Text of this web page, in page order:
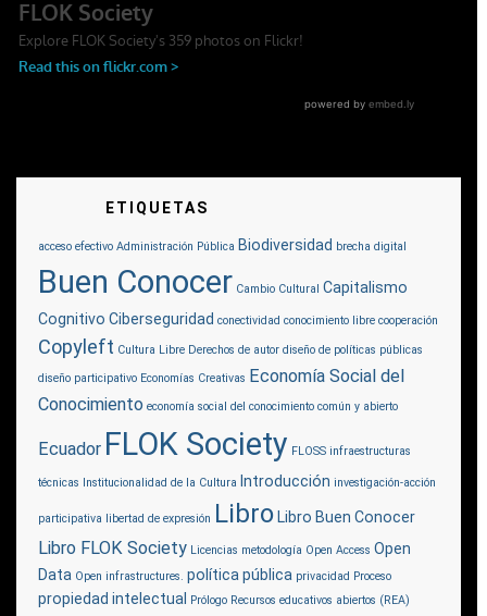
ETIQUETAS
acceso efectivo Administración Pública Biodiversidad brecha digital
Buen Conocer Cambio Cultural Capitalismo
Cognitivo Ciberseguridad conectividad conocimiento libre cooperación
Copyleft Cultura Libre Derechos de autor diseño de políticas públicas
diseño participativo Economías Creativas Economía Social del
Conocimiento economía social del conocimiento común y abierto
Ecuador FLOK Society FLOSS infraestructuras
técnicas Institucionalidad de la Cultura Introducción investigación-acción
participativa libertad de expresión Libro Libro Buen Conocer
Libro FLOK Society Licencias metodología Open Access Open
Data Open infrastructures. política pública privacidad Proceso
propiedad intelectual Prólogo Recursos educativos abiertos (REA)